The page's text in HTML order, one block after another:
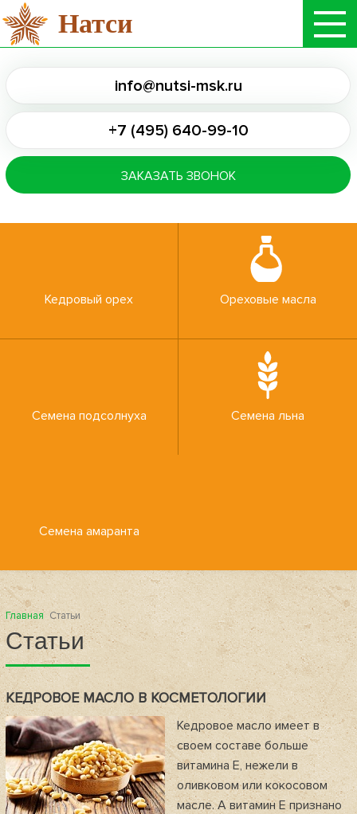
Натси
info@nutsi-msk.ru
+7 (495) 640-99-10
ЗАКАЗАТЬ ЗВОНОК
Кедровый орех Ореховые масла
Семена подсолнуха Семена льна
Семена амаранта
Главная Статьи
Статьи
КЕДРОВОЕ МАСЛО В КОСМЕТОЛОГИИ
Кедровое масло имеет в
своем составе больше
витамина Е, нежели в
оливковом или кокосовом
масле. А витамин Е признано